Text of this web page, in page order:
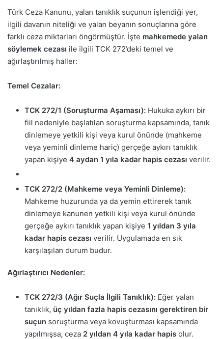
Türk Ceza Kanunu, yalan tanıklık suçunun işlendiği yer,
ilgili davanın niteliği ve yalan beyanın sonuçlarına göre
farklı ceza miktarları öngörmüştür. İşte mahkemede yalan
söylemek cezası ile ilgili TCK 272’deki temel ve
ağırlaştırılmış haller:
Temel Cezalar:
TCK 272/1 (Soruşturma Aşaması): Hukuka aykırı bir
fiil nedeniyle başlatılan soruşturma kapsamında, tanık
dinlemeye yetkili kişi veya kurul önünde (mahkeme
veya yeminli dinleme hariç) gerçeğe aykırı tanıklık
yapan kişiye 4 aydan 1 yıla kadar hapis cezası verilir.
TCK 272/2 (Mahkeme veya Yeminli Dinleme):
Mahkeme huzurunda ya da yemin ettirerek tanık
dinlemeye kanunen yetkili kişi veya kurul önünde
gerçeğe aykırı tanıklık yapan kişiye 1 yıldan 3 yıla
kadar hapis cezası verilir. Uygulamada en sık
karşılaşılan durum budur.
Ağırlaştırıcı Nedenler:
TCK 272/3 (Ağır Suçla İlgili Tanıklık): Eğer yalan
tanıklık, üç yıldan fazla hapis cezasını gerektiren bir
suçun soruşturma veya kovuşturması kapsamında
yapılmışsa, ceza 2 yıldan 4 yıla kadar hapis olur.